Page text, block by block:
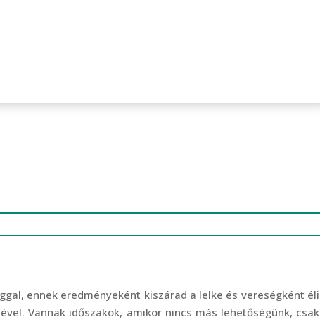
ennek eredményeként kiszárad a lelke és vereségként éli
Vannak időszakok, amikor nincs más lehetőségünk, csak